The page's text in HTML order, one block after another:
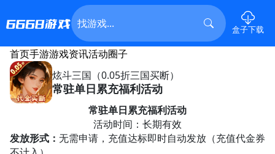
盒子下载
首页手游游戏资讯活动圈子
炫斗三国（0.05折三国买断）
常驻单日累充福利活动
常驻单日累充福利活动
活动时间：长期有效
发放形式： 无需申请，充值达标即时自动发放 （充值代金券